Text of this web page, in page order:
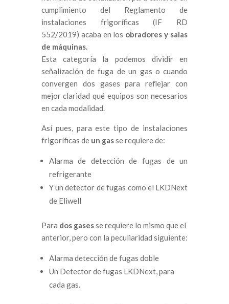
cumplimiento del Reglamento de
instalaciones frigoríficas (IF RD
552/2019) acaba en los obradores y salas
de máquinas.
Esta categoría la podemos dividir en
señalización de fuga de un gas o cuando
convergen dos gases para reflejar con
mejor claridad qué equipos son necesarios
en cada modalidad.
Así pues, para este tipo de instalaciones
frigoríficas de un gasse requiere de:
Alarma de detección de fugas de un
refrigerante
Y un detector de fugas como el LKDNext
de Eliwell
Para dos gasesse requiere lo mismo que el
anterior, pero con la peculiaridad siguiente:
Alarma detección de fugas doble
Un Detector de fugas LKDNext, para
cada gas.